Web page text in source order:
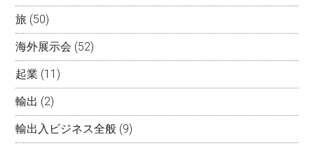
旅 (50)
海外展示会 (52)
起業 (11)
輸出 (2)
輸出入ビジネス全般 (9)